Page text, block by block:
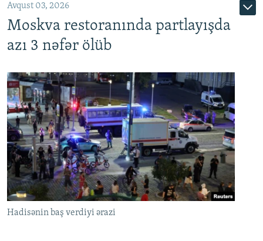
Avqust 03, 2026
Moskva restoranında partlayışda
azı 3 nəfər ölüb
Hadisənin baş verdiyi ərazi